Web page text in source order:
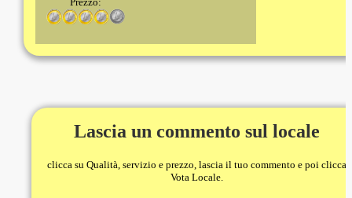
Lascia un commento sul locale
clicca su Qualità, servizio e prezzo, lascia il tuo commento e poi clicca
Vota Locale.